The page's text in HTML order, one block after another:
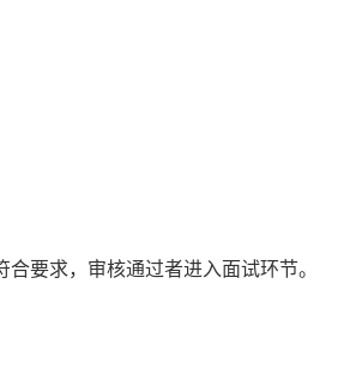
要求，审核通过者进入面试环节。